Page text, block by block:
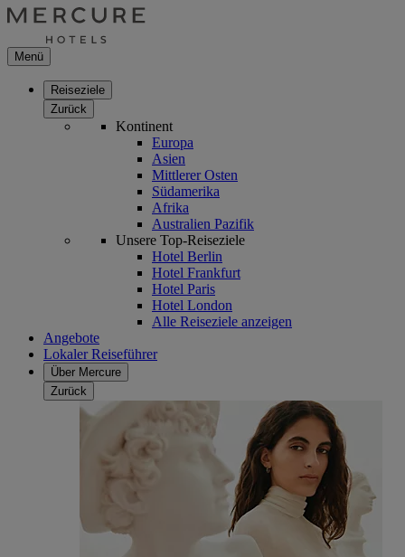
Menü
Reiseziele
Zurück
Kontinent
Europa
Asien
Mittlerer Osten
Südamerika
Afrika
Australien Pazifik
Unsere Top-Reiseziele
Hotel Berlin
Hotel Frankfurt
Hotel Paris
Hotel London
Alle Reiseziele anzeigen
Angebote
Lokaler Reiseführer
Über Mercure
Zurück